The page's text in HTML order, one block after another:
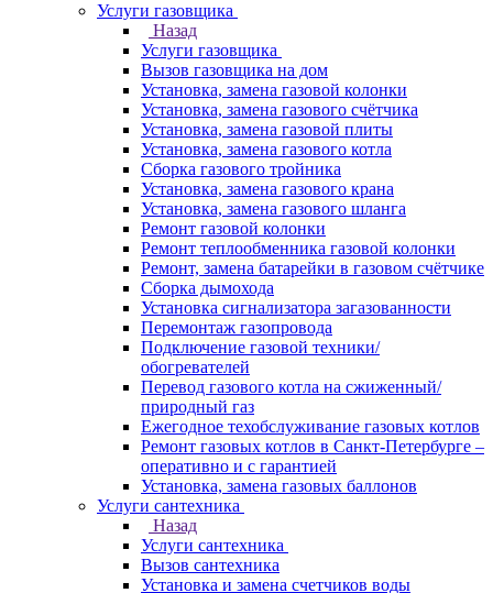
Услуги газовщика
Назад
Услуги газовщика
Вызов газовщика на дом
Установка, замена газовой колонки
Установка, замена газового счётчика
Установка, замена газовой плиты
Установка, замена газового котла
Сборка газового тройника
Установка, замена газового крана
Установка, замена газового шланга
Ремонт газовой колонки
Ремонт теплообменника газовой колонки
Ремонт, замена батарейки в газовом счётчике
Сборка дымохода
Установка сигнализатора загазованности
Перемонтаж газопровода
Подключение газовой техники/
обогревателей
Перевод газового котла на сжиженный/
природный газ
Ежегодное техобслуживание газовых котлов
Ремонт газовых котлов в Санкт-Петербурге –
оперативно и с гарантией
Установка, замена газовых баллонов
Услуги сантехника
Назад
Услуги сантехника
Вызов сантехника
Установка и замена счетчиков воды